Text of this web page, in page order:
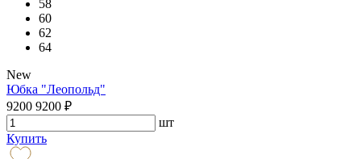
58
60
62
64
New
Юбка "Леопольд"
9200 9200 ₽
шт
Купить